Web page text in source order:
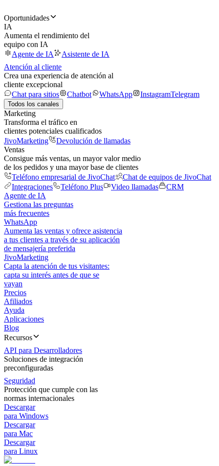
Oportunidades
IA
Aumenta el rendimiento del
equipo con IA
Agente de IA
Asistente de IA
Atención al cliente
Crea una experiencia de atención al
cliente excepcional
Chat para sitios
Chatbot WhatsApp InstagramTelegram
Todos los canales
Marketing
Transforma el tráfico en
clientes potenciales cualificados
JivoMarketing
Devolución de llamadas
Ventas
Consigue más ventas, un mayor valor medio
de los pedidos y una mayor base de clientes
Teléfono empresarial de JivoChat
Chat de equipos de JivoChat
Integraciones
Teléfono Plus Video llamadas
CRM
Agente de IA
Gestiona las preguntas
más frecuentes
WhatsApp
Aumenta las ventas y ofrece asistencia
a tus clientes a través de su aplicación
de mensajería preferida
JivoMarketing
Capta la atención de tus visitantes:
capta su interés antes de que se
vayan
Precios
Afiliados
Ayuda
Aplicaciones
Blog
Recursos
API para Desarrolladores
Soluciones de integración
preconfiguradas
Seguridad
Protección que cumple con las
normas internacionales
Descargar
para Windows
Descargar
para Mac
Descargar
para Linux